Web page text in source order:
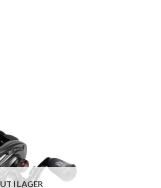
I LAGER